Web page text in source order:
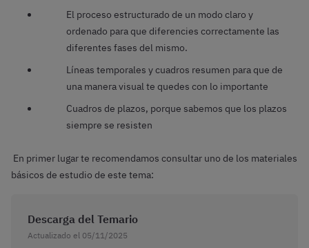
El proceso estructurado de un modo claro y
ordenado para que diferencies correctamente las
diferentes fases del mismo.
Líneas temporales y cuadros resumen para que de
una manera visual te quedes con lo importante
Cuadros de plazos, porque sabemos que los plazos
siempre se resisten
En primer lugar te recomendamos consultar uno de los materiales
básicos de estudio de este tema:
Descarga del Temario
Actualizado el 05/11/2025